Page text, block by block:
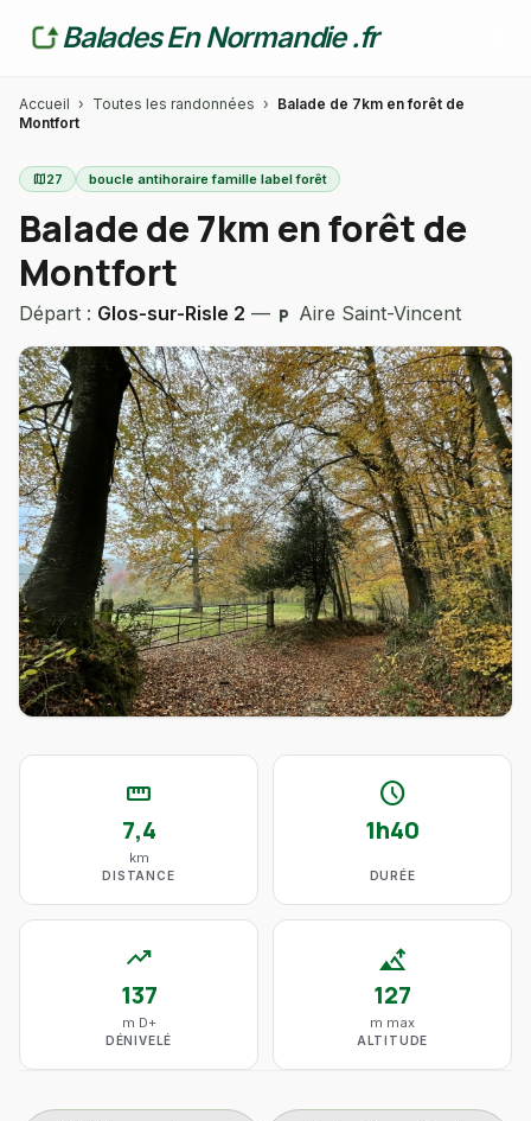
Balades En Normandie .fr
Accueil › Toutes les randonnées › Balade de 7km en forêt de
Montfort
map27 boucle antihoraire famille label forêt
Balade de 7km en forêt de
Montfort
Départ : Glos-sur-Risle 2 — local_parking Aire Saint-Vincent
straighten
7,4
km
DISTANCE
schedule
1h40
DURÉE
trending_up
137
m D+
DÉNIVELÉ
altitude
127
m max
ALTITUDE